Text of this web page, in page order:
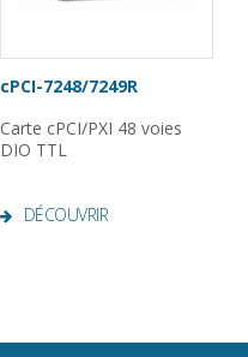
cPCI-7248/7249R
Carte cPCI/PXI 48 voies
DIO TTL
DÉCOUVRIR